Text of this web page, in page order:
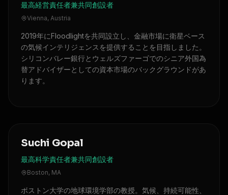
最高経営責任者兼共同創設者
Vienna, Austria
2019年にFloodlightを共同設立し、金融市場に衛星ベース
の気候インテリジェンスを提供することを目指しました。
シリコンバレー銀行とウェルズファーゴでのシニア外国為
替アドバイザーとしての資本市場のバックグラウンドがあ
ります。
Suchi Gopal
最高科学責任者兼共同創設者
Boston, MA
ボストン大学の地球環境学部の教授。気候、持続可能性、